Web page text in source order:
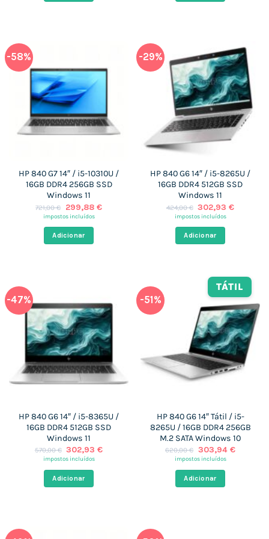
-58%
HP 840 G7 14″ / i5-10310U /
16GB DDR4 256GB SSD
Windows 11
721,00€
O
preço
era:
721,00 €.
299,88 €O
impostos incluídos
Adicionar
-29%
HP 840 G6 14″ / i5-8265U /
16GB DDR4 512GB SSD
Windows 11
424,00€ O
preço
era:
424,00 €.
302,93€O
impostos incluídos
Adicionar
-47%
HP 840 G6 14″ / i5-8365U /
16GB DDR4 512GB SSD
Windows 11
570,00€ O
preço
era:
570,00 €.
302,93€O
impostos incluídos
Adicionar
-51%
TÁTIL
HP 840 G6 14″ Tátil / i5-
8265U / 16GB DDR4 256GB
M.2 SATA Windows 10
620,00€ O
preço
era:
620,00 €.
303,94 €O
impostos incluídos
Adicionar